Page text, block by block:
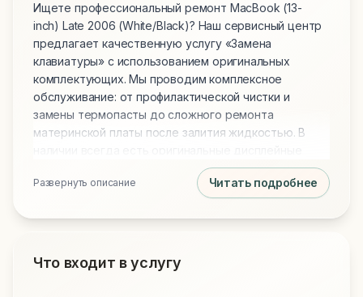
Ищете профессиональный ремонт MacBook (13-
inch) Late 2006 (White/Black)? Наш сервисный центр
предлагает качественную услугу «Замена
клавиатуры» с использованием оригинальных
комплектующих. Мы проводим комплексное
обслуживание: от профилактической чистки и
замены термопасты до сложного ремонта
материнской платы после залития жидкостью. В
модули, новые аккумуляторы и клавиатуры для
всех моделей. Обращаясь к нам, вы получаете
вашего устройства.
Развернуть описание Читать подробнее
Что входит в услугу